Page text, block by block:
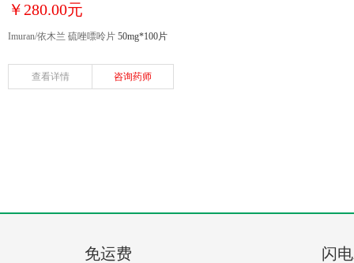
￥280.00元
Imuran/依木兰 硫唑嘌呤片 50mg*100片
查看详情 咨询药师
免运费 闪